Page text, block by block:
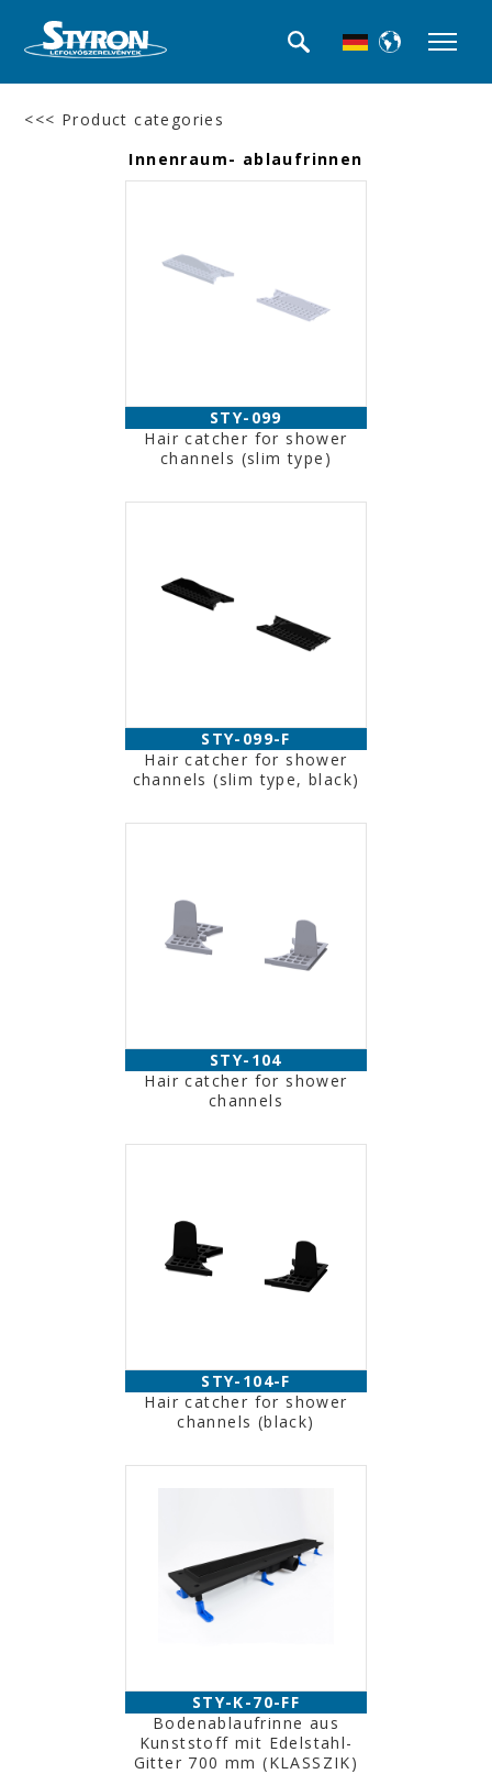
<<< Product categories
Innenraum- ablaufrinnen
STY-099
Hair catcher for shower
channels (slim type)
STY-099-F
Hair catcher for shower
channels (slim type, black)
STY-104
Hair catcher for shower
channels
STY-104-F
Hair catcher for shower
channels (black)
STY-K-70-FF
Bodenablaufrinne aus
Kunststoff mit Edelstahl-
Gitter 700 mm (KLASSZIK)